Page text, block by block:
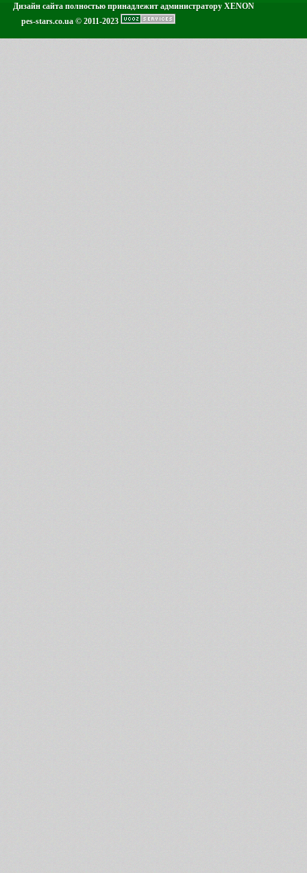
Дизайн сайта полностью принадлежит администратору XENON
pes-stars.co.ua © 2011-2023